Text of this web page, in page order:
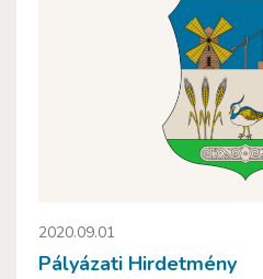
2020.09.01
Pályázati Hirdetmény